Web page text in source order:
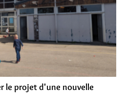
le projet d'une nouvelle